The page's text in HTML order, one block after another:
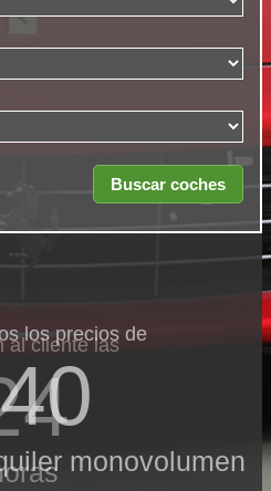
los precios de
monovolumen
al cliente las